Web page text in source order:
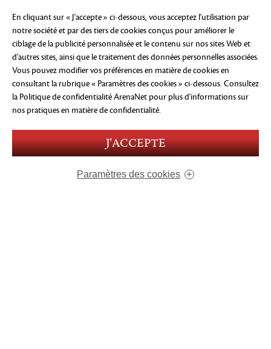
PATH OF FIRE ET HEART OF THORNS
ÉDITION STANDARD
USD
AJOUTER AU PANIER
En cliquant sur « J'accepte » ci-dessous, vous acceptez l'utilisation par
notre société et par des tiers de cookies conçus pour améliorer le
ciblage de la publicité personnalisée et le contenu sur nos sites Web et
d'autres sites, ainsi que le traitement des données personnelles associées.
Vous pouvez modifier vos préférences en matière de cookies en
consultant la rubrique « Paramètres des cookies » ci-dessous. Consultez
la Politique de confidentialité ArenaNet pour plus d'informations sur
nos pratiques en matière de confidentialité.
J'ACCEPTE
Paramètres des cookies